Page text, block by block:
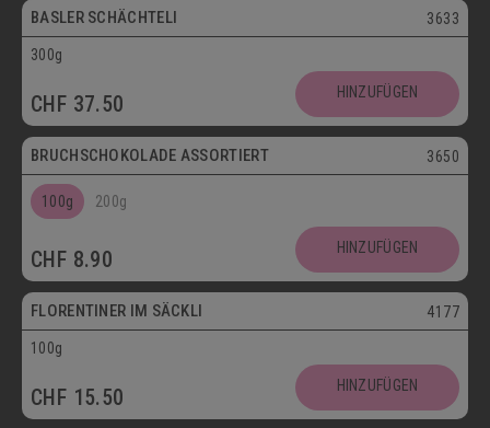
BASLER SCHÄCHTELI 3633
300g
CHF 37.50 HINZUFÜGEN
Postversand
BRUCHSCHOKOLADE ASSORTIERT 3650
100g 200g
CHF 8.90 HINZUFÜGEN
Postversand
FLORENTINER IM SÄCKLI 4177
100g
CHF 15.50 HINZUFÜGEN
Postversand